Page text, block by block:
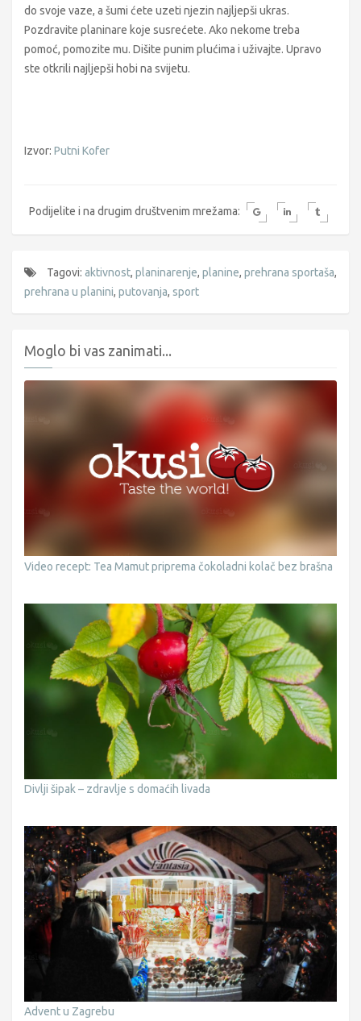
do svoje vaze, a šumi ćete uzeti njezin najljepši ukras.
Pozdravite planinare koje susrećete. Ako nekome treba
pomoć, pomozite mu. Dišite punim plućima i uživajte. Upravo
ste otkrili najljepši hobi na svijetu.
Izvor: Putni Kofer
Podijelite i na drugim društvenim mrežama:
Tagovi: aktivnost, planinarenje, planine, prehrana sportaša,
prehrana u planini, putovanja, sport
Moglo bi vas zanimati...
Video recept: Tea Mamut priprema čokoladni kolač bez brašna
Divlji šipak – zdravlje s domaćih livada
Advent u Zagrebu